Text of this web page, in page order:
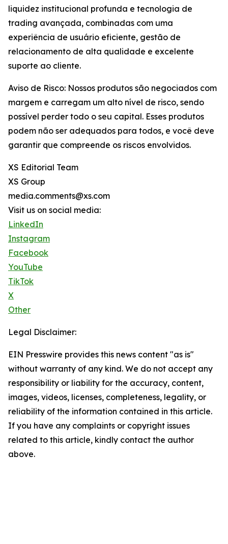
liquidez institucional profunda e tecnologia de
trading avançada, combinadas com uma
experiência de usuário eficiente, gestão de
relacionamento de alta qualidade e excelente
suporte ao cliente.
Aviso de Risco: Nossos produtos são negociados com
margem e carregam um alto nível de risco, sendo
possível perder todo o seu capital. Esses produtos
podem não ser adequados para todos, e você deve
garantir que compreende os riscos envolvidos.
XS Editorial Team
XS Group
media.comments@xs.com
Visit us on social media:
LinkedIn
Instagram
Facebook
YouTube
TikTok
X
Other
Legal Disclaimer:
EIN Presswire provides this news content "as is"
without warranty of any kind. We do not accept any
responsibility or liability for the accuracy, content,
images, videos, licenses, completeness, legality, or
reliability of the information contained in this article.
If you have any complaints or copyright issues
related to this article, kindly contact the author
above.